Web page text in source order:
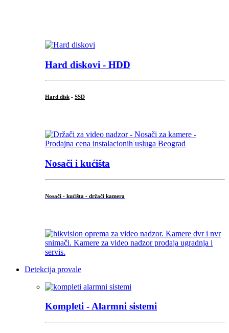
Hard diskovi - HDD
Hard disk - SSD
Nosači i kućišta
Nosači - kućišta - držači kamera
Detekcija provale
Kompleti - Alarmni sistemi